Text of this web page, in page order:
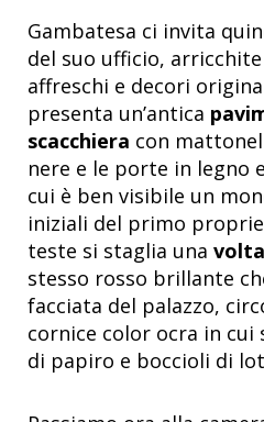
Gambatesa ci invita
del suo ufficio,
affreschi e decori
presenta un’antica
scacchiera con
nere e le porte in legno
cui è ben visibile un
iniziali del primo
teste si staglia una
stesso rosso brillante
facciata del palazzo,
cornice color ocra in cui
di papiro e boccioli di